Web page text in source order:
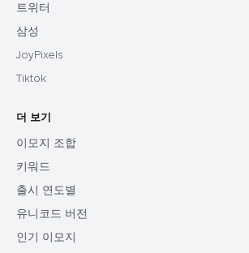
트위터
삼성
JoyPixels
Tiktok
더 보기
이모지 조합
키워드
출시 연도별
유니코드 버전
인기 이모지